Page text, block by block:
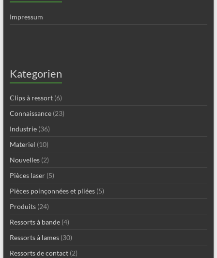
Impressum
Kategorien
Clips à ressort(6)
Connaissance(23)
Industrie(36)
Materiel (10)
Nouvelles(2)
Pièces laser(5)
Pièces poinçonnées et pliées(5)
Produits(24)
Ressorts à bande(4)
Ressorts à lames(30)
Ressorts de contact(2)